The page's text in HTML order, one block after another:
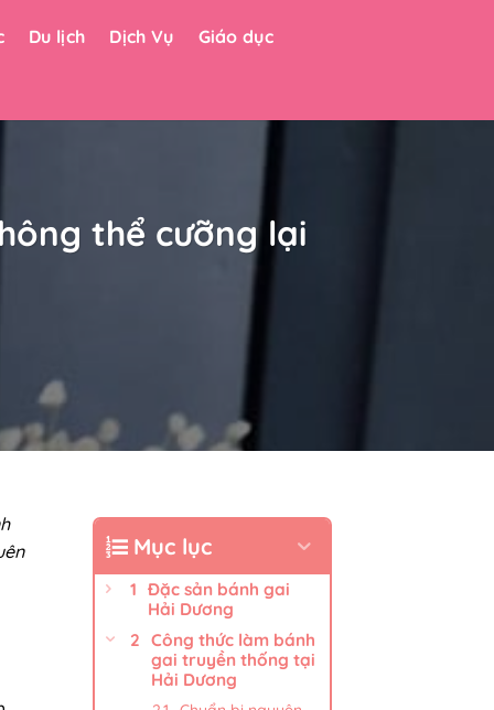
Du lịch Dịch Vụ
Giáo dục
thể cưỡng lại
Mục lục
Đặc sản bánh gai
Hải Dương
Công thức làm bánh
gai truyền thống tại
Hải Dương